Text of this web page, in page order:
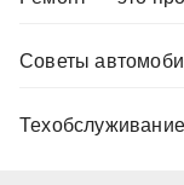
Советы